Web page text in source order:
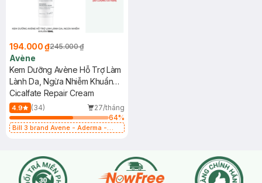
194.000 ₫245.000 ₫
Avène
Kem Dưỡng Avène Hỗ Trợ Làm
Lành Da, Ngừa Nhiễm Khuẩn
15ml
Cicalfate Repair Cream
4.9 (34)
27/tháng
64%
Bill 3 brand Avene - Aderma -